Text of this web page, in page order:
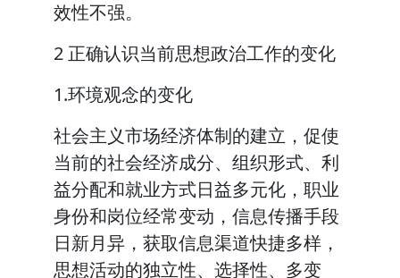
效性不强。
2 正确认识当前思想政治工作的变化
1.环境观念的变化
社会主义市场经济体制的建立，促使
当前的社会经济成分、组织形式、利
益分配和就业方式日益多元化，职业
身份和岗位经常变动，信息传播手段
日新月异，获取信息渠道快捷多样，
思想活动的独立性、选择性、多变